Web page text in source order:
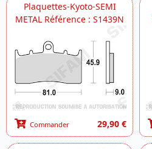
Plaquettes-Kyoto-SEMI
METAL Référence : S1439N
Commander 29,90 €